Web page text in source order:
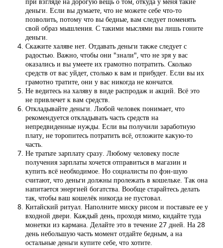
деньги. Если вы думаете, что не можете себе что-то
позволить, потому что вы бедные, вам следует поменять
свой образ мышления. С такими мыслями вы лишь гоните
деньги.
Скажите халяве нет. Отдавать деньги также следует с
радостью. Важно, чтобы они "знали", что не зря у вас
оказались и вы умеете их грамотно потратить. Сколько
средств от вас уйдет, столько к вам и прибудет. Если вы их
грамотно тратите, они у вас никогда не кончатся.
Не ведитесь на халяву в виде распродаж и акций. Всё это
не привлечет к вам средств.
Откладывайте деньги. Любой человек понимает, что
рекомендуется откладывать часть средств на
непредвиденные нужды. Если вы получили заработную
плату, не торопитесь потратить всё, отложите какую-то
часть.
Не тратьте зарплату сразу. Любому человеку после
получения зарплаты хочется отправиться в магазин и
купить всё необходимое. Но социалисты по фэн-шую
считают, что деньги должны пролежать в кошельке. Так она
напитается энергией богатства. Вообще старайтесь делать
так, чтобы ваш кошелёк никогда не пустовал.
Китайский ритуал. Наполните миску рисом и поставьте ее у
входной двери. Каждый день, проходя мимо, кидайте туда
монетки из кармана. Делайте это в течение 27 дней. На 28
день небольшую часть момент отдайте бедным, а на
остальные деньги купите себе, что хотите.